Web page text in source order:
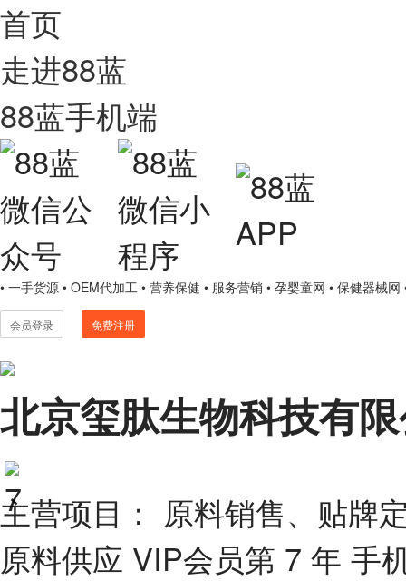
首页
走进88蓝
88蓝手机端
• 一手货源 • OEM代加工 • 营养保健 • 服务营销 • 孕婴童网 • 保健器械网
会员登录 免费注册
北京玺肽生物科技有
主营项目： 原料销售、贴牌
原料供应 VIP会员第 7 年 手